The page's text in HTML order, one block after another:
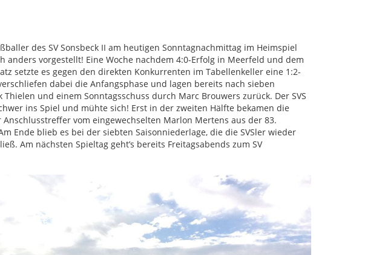
des SV Sonsbeck II am heutigen Sonntagnachmittag im Heimspiel
anders vorgestellt! Eine Woche nachdem 4:0-Erfolg in Meerfeld und dem
setzte es gegen den direkten Konkurrenten im Tabellenkeller eine 1:2-
dabei die Anfangsphase und lagen bereits nach sieben
und einem Sonntagsschuss durch Marc Brouwers zurück. Der SVS
ins Spiel und mühte sich! Erst in der zweiten Hälfte bekamen die
vom eingewechselten Marlon Mertens aus der 83.
Ende blieb es bei der siebten Saisonniederlage, die die SVSler wieder
Am nächsten Spieltag geht’s bereits Freitagsabends zum SV